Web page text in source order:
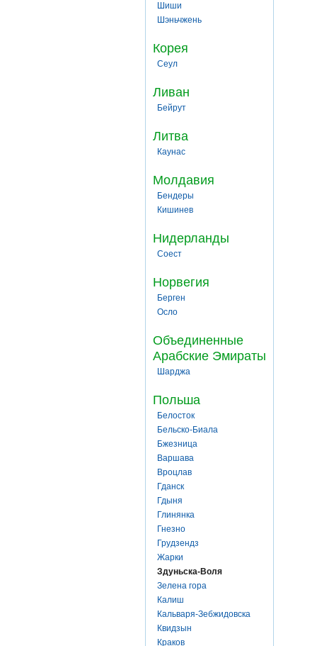
Шиши
Шэньчжень
Корея
Сеул
Ливан
Бейрут
Литва
Каунас
Молдавия
Бендеры
Кишинев
Нидерланды
Соест
Норвегия
Берген
Осло
Объединенные
Арабские Эмираты
Шарджа
Польша
Белосток
Бельско-Биала
Бжезница
Варшава
Вроцлав
Гданск
Гдыня
Глинянка
Гнезно
Грудзендз
Жарки
Здуньска-Воля
Зелена гора
Калиш
Кальваря-Зебжидовска
Квидзын
Краков